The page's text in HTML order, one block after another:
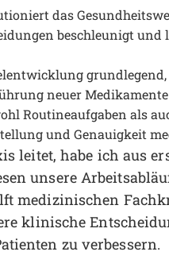
das
beschleunigt und
grundlegend,
neuer
Routineaufgaben als
und Genauigkeit
leitet, habe ich aus
unsere
medizinischen
klinische
zu verbessern.